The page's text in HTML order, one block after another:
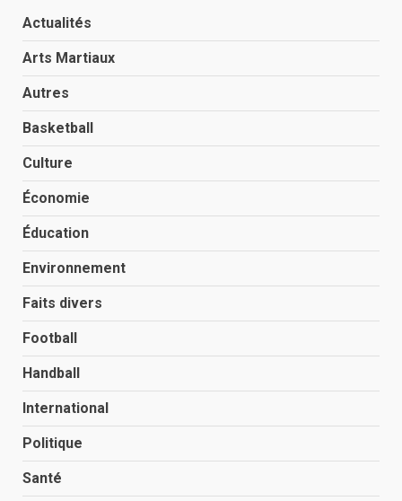
Actualités
Arts Martiaux
Autres
Basketball
Culture
Économie
Éducation
Environnement
Faits divers
Football
Handball
International
Politique
Santé